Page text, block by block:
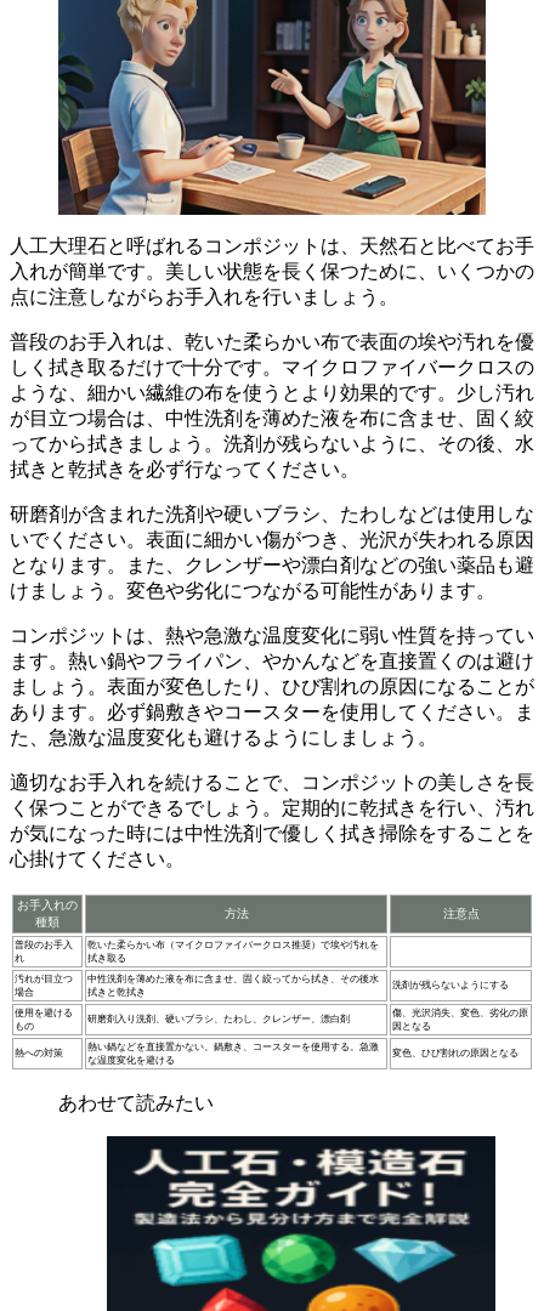
人工大理石と呼ばれるコンポジットは、天然石と比べてお手
入れが簡単です。美しい状態を長く保つために、いくつかの
点に注意しながらお手入れを行いましょう。
普段のお手入れは、乾いた柔らかい布で表面の埃や汚れを優
しく拭き取るだけで十分です。マイクロファイバークロスの
ような、細かい繊維の布を使うとより効果的です。少し汚れ
が目立つ場合は、 中性洗剤を薄めた液を布に含ませ、固く絞
ってから拭きましょう 。洗剤が残らないように、その後、水
拭きと乾拭きを必ず行なってください。
研磨剤が含まれた洗剤や硬いブラシ、たわしなどは使用しな
いでください。 表面に細かい傷がつき、光沢が失われる原因
となります。また、クレンザーや漂白剤などの強い薬品も避
けましょう。変色や劣化につながる可能性があります。
コンポジットは、 熱や急激な温度変化に弱い性質を持ってい
ます。熱い鍋やフライパン、やかんなどを直接置くのは避け
ましょう。表面が変色したり、ひび割れの原因になることが
あります。必ず鍋敷きやコースターを使用してください。ま
た、急激な温度変化も避けるようにしましょう。
適切なお手入れを続けることで、コンポジットの美しさを長
く保つことができるでしょう。定期的に乾拭きを行い、汚れ
が気になった時には中性洗剤で優しく拭き掃除をすることを
心掛けてください。
お手入れの
種類
方法 注意点
普段のお手入
れ
乾いた柔らかい布（マイクロファイバークロス推奨）で埃や汚れを
拭き取る
汚れが目立つ
場合
中性洗剤を薄めた液を布に含ませ、固く絞ってから拭き、その後水
拭きと乾拭き
洗剤が残らないようにする
使用を避ける
もの
研磨剤入り洗剤、硬いブラシ、たわし、クレンザー、漂白剤
傷、光沢消失、変色、劣化の原
因となる
熱への対策
熱い鍋などを直接置かない。鍋敷き、コースターを使用する。急激
な温度変化を避ける
変色、ひび割れの原因となる
あわせて読みたい